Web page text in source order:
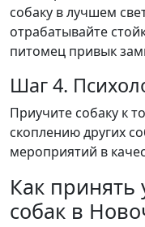
собаку в лучшем
отрабатывайте
питомец привык
Шаг 4.
Приучите собаку к
скоплению других
мероприятий в
Как принять
собак в